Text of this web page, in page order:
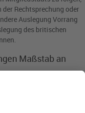
der Rechtsprechung oder
Auslegung Vorrang
des britischen
Maßstab an
das allgemeine
für die Beurteilung, ob